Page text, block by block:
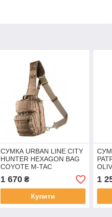
СУМКА URBAN LINE CITY
HUNTER HEXAGON BAG
COYOTE M-TAC
1 670₴
Купити
1